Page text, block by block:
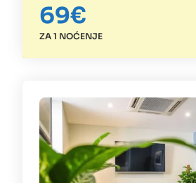
69€
ZA 1 NOĆENJE